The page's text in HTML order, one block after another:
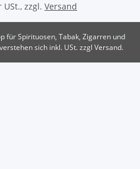
zzgl. Versand
für Spirituosen, Tabak, Zigarren und
sich inkl. USt. zzgl Versand.